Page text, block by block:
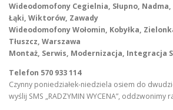
Wideodomofony Cegielnia, Słupno,
Łąki, Wiktorów, Zawady
Wideodomofony Wołomin, Kobyłka,
Tłuszcz, Warszawa
Montaż, Serwis, Modernizacja, Integracja
Telefon 570 933 114
Czynny poniedziałek-niedziela osiem do
wyślij SMS „RADZYMIN WYCENA”, oddzwonimy